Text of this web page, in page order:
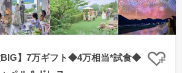
BIG】7万ギフト◆4万相当*試食◆
クリ